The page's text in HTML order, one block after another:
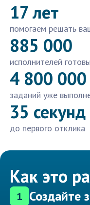
17 лет
помогаем решать
885 000
исполнителей
4 800 000
заданий уже
35 секунд
до первого отклика
Как это
1 Создайте